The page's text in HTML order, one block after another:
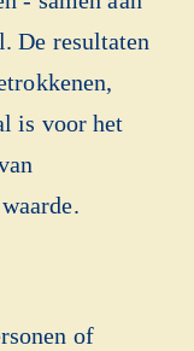
De resultaten
is voor het
of